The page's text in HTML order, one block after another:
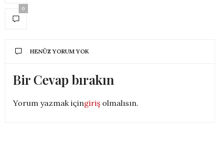
0
HENÜZ YORUM YOK
Bir Cevap bırakın
Yorum yazmak içingiriş olmalısın.